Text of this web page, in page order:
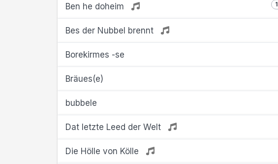
Ben he doheim
Bes der Nubbel brennt
Borekirmes -se
Bräues(e)
bubbele
Dat letzte Leed der Welt
Die Hölle von Kölle